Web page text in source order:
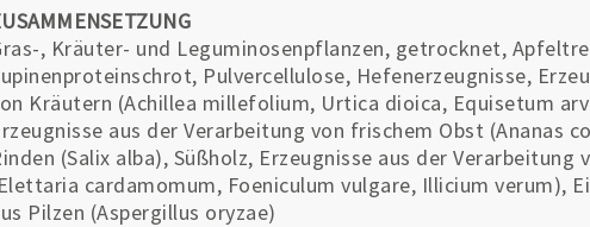
, Kräuter- und Leguminosenpflanzen, getrocknet,
Pulvercellulose, Hefenerzeugnisse,
Kräutern (Achillea millefolium, Urtica dioica, Equisetum
aus der Verarbeitung von frischem Obst (Ananas
(Salix alba), Süßholz, Erzeugnisse aus der Verarbeitung
cardamomum, Foeniculum vulgare, Illicium verum),
Pilzen (Aspergillus oryzae)